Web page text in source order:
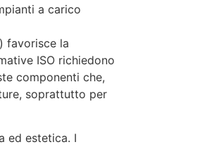
a carico
favorisce la
ISO richiedono
componenti che,
soprattutto per
ed estetica. I